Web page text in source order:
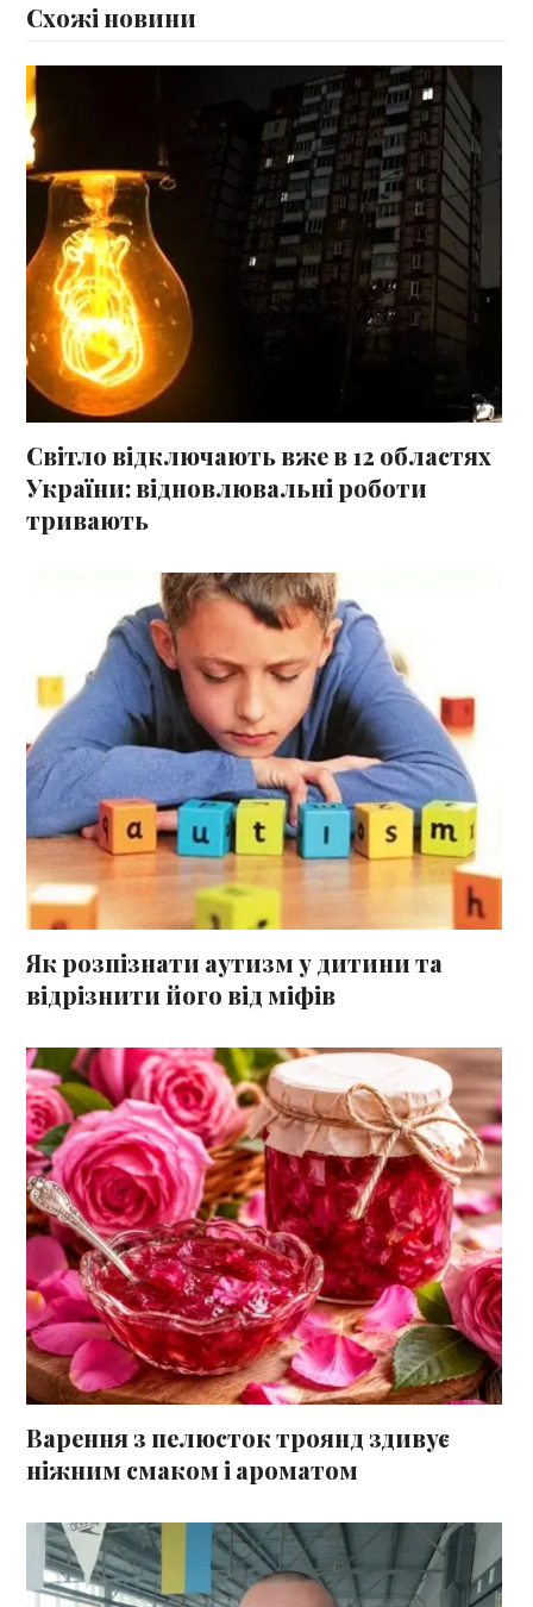
Схожі новини
Світло відключають вже в 12 областях
України: відновлювальні роботи
тривають
Як розпізнати аутизм у дитини та
відрізнити його від міфів
Варення з пелюсток троянд здивує
ніжним смаком і ароматом